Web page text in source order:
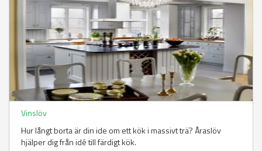
Vinslöv
Hur långt borta är din ide om ett kök i massivt trä? Åraslöv
hjälper dig från idé till färdigt kök.